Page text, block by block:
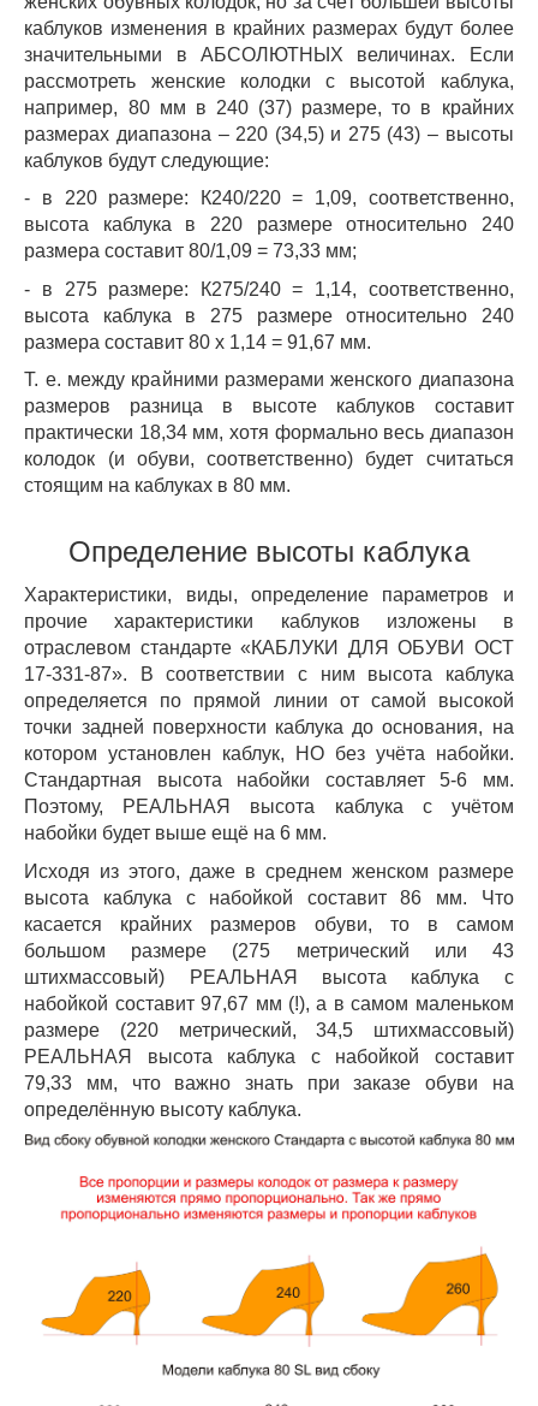
каблуков изменения в крайних размерах будут более
значительными в АБСОЛЮТНЫХ величинах. Если
рассмотреть женские колодки с высотой каблука,
например, 80 мм в 240 (37) размере, то в крайних
размерах диапазона – 220 (34,5) и 275 (43) – высоты
каблуков будут следующие:
- в 220 размере: К240/220 = 1,09, соответственно,
высота каблука в 220 размере относительно 240
размера составит 80/1,09 = 73,33 мм;
- в 275 размере: К275/240 = 1,14, соответственно,
высота каблука в 275 размере относительно 240
размера составит 80 х 1,14 = 91,67 мм.
Т. е. между крайними размерами женского диапазона
размеров разница в высоте каблуков составит
практически 18,34 мм, хотя формально весь диапазон
колодок (и обуви, соответственно) будет считаться
стоящим на каблуках в 80 мм.
Определение высоты каблука
Характеристики, виды, определение параметров и
прочие характеристики каблуков изложены в
отраслевом стандарте «КАБЛУКИ ДЛЯ ОБУВИ ОСТ
17-331-87». В соответствии с ним высота каблука
определяется по прямой линии от самой высокой
точки задней поверхности каблука до основания, на
котором установлен каблук, НО без учёта набойки.
Стандартная высота набойки составляет 5-6 мм.
Поэтому, РЕАЛЬНАЯ высота каблука с учётом
набойки будет выше ещё на 6 мм.
Исходя из этого, даже в среднем женском размере
высота каблука с набойкой составит 86 мм. Что
касается крайних размеров обуви, то в самом
большом размере (275 метрический или 43
штихмассовый) РЕАЛЬНАЯ высота каблука с
набойкой составит 97,67 мм (!), а в самом маленьком
размере (220 метрический, 34,5 штихмассовый)
РЕАЛЬНАЯ высота каблука с набойкой составит
79,33 мм, что важно знать при заказе обуви на
определённую высоту каблука.